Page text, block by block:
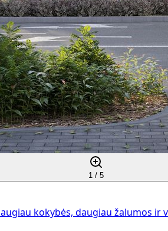
1 / 5
kokybės, daugiau žalumos ir